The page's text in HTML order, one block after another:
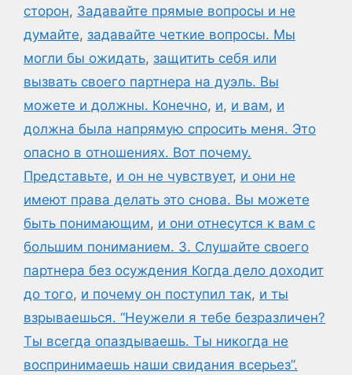
сторон, Задавайте прямые вопросы и не
думайте, задавайте четкие вопросы. Мы
могли бы ожидать, защитить себя или
вызвать своего партнера на дуэль. Вы
можете и должны. Конечно, и, и вам, и
должна была напрямую спросить меня. Это
опасно в отношениях. Вот почему.
Представьте, и он не чувствует, и они не
имеют права делать это снова. Вы можете
быть понимающим, и они отнесутся к вам с
большим пониманием. 3. Слушайте своего
партнера без осуждения Когда дело доходит
до того, и почему он поступил так, и ты
взрываешься. “Неужели я тебе безразличен?
Ты всегда опаздываешь. Ты никогда не
воспринимаешь наши свидания всерьез”.